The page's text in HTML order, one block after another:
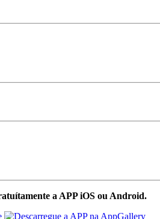
a APP iOS ou Android.